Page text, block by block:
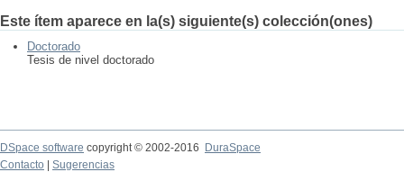
Este ítem aparece en la(s) siguiente(s) colección(ones)
Doctorado
Tesis de nivel doctorado
DSpace software copyright © 2002-2016
DuraSpace
Contacto
Sugerencias